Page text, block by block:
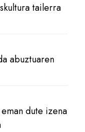
tailerra
abuztuaren
dute izena